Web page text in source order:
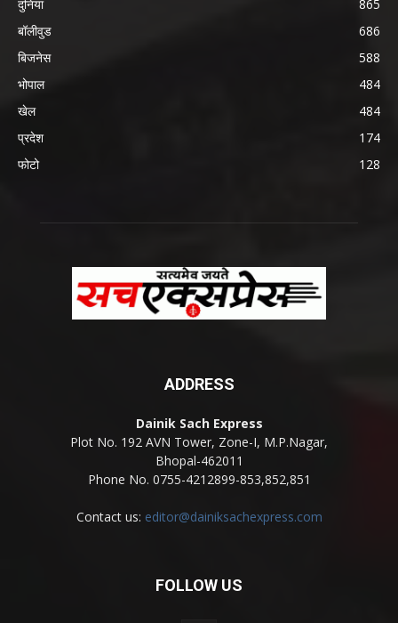
दुनिया
865
बॉलीवुड
686
बिजनेस
588
भोपाल
484
खेल
484
प्रदेश
174
फोटो
128
ADDRESS
Dainik Sach Express
Plot No. 192 AVN Tower, Zone-I, M.P.Nagar,
Bhopal-462011
Phone No. 0755-4212899-853,852,851
Contact us: editor@dainiksachexpress.com
FOLLOW US